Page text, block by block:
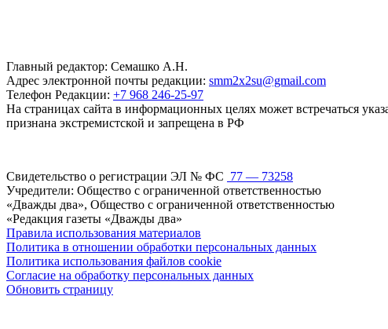
Главный редактор: Семашко А.Н.
Адрес электронной почты редакции: smm2x2su@gmail.com
Телефон Редакции: +7 968 246-25-97
На страницах сайта в информационных целях может встречаться
признана экстремистской и запрещена в РФ
Свидетельство о регистрации ЭЛ № ФС 77 — 73258
Учредители: Общество с ограниченной ответственностью
«Дважды два», Общество с ограниченной ответственностью
«Редакция газеты «Дважды два»
Правила использования материалов
Политика в отношении обработки персональных данных
Политика использования файлов cookie
Согласие на обработку персональных данных
Обновить страницу